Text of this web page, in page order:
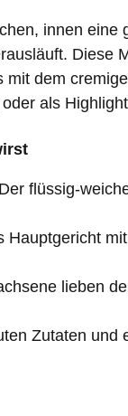
innen eine
Diese
dem
als
Der flüssig-
Hauptgericht
lieben
Zutaten und